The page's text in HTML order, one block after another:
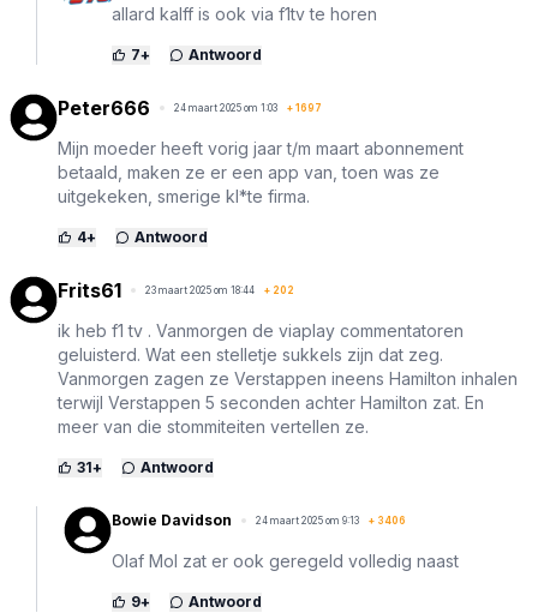
allard kalff is ook via f1tv te horen
7+ Antwoord
Peter666 24 maart 2025 om 1:03 + 1697
Mijn moeder heeft vorig jaar t/m maart abonnement
betaald, maken ze er een app van, toen was ze
uitgekeken, smerige kl*te firma.
4+ Antwoord
Frits61 23 maart 2025 om 18:44 + 202
ik heb f1 tv . Vanmorgen de viaplay commentatoren
geluisterd. Wat een stelletje sukkels zijn dat zeg.
Vanmorgen zagen ze Verstappen ineens Hamilton inhalen
terwijl Verstappen 5 seconden achter Hamilton zat. En
meer van die stommiteiten vertellen ze.
31+ Antwoord
Bowie Davidson 24 maart 2025 om 9:13 + 3406
Olaf Mol zat er ook geregeld volledig naast
9+ Antwoord